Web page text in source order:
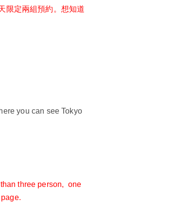
限定兩組預約。想知道
you can see Tokyo
three person, one